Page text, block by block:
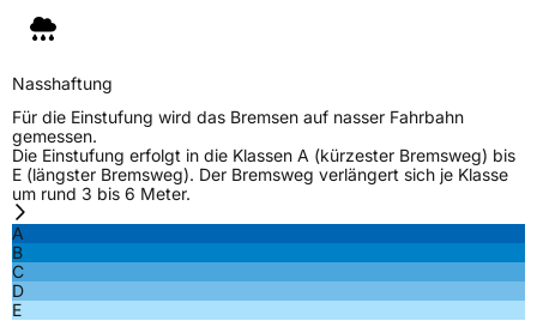
Nasshaftung
Für die Einstufung wird das Bremsen auf nasser Fahrbahn
gemessen.
Die Einstufung erfolgt in die Klassen A (kürzester Bremsweg) bis
E (längster Bremsweg). Der Bremsweg verlängert sich je Klasse
um rund 3 bis 6 Meter.
A
B
C
D
E